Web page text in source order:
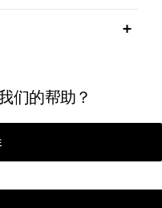
们的帮助？